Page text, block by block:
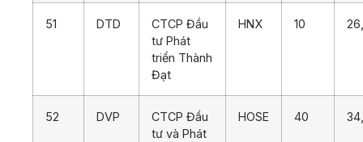
51 DTD
CTCP Đầu
tư Phát
triển Thành
Đạt
HNX 10
52 DVP
CTCP Đầu
tư và Phát
HOSE 40